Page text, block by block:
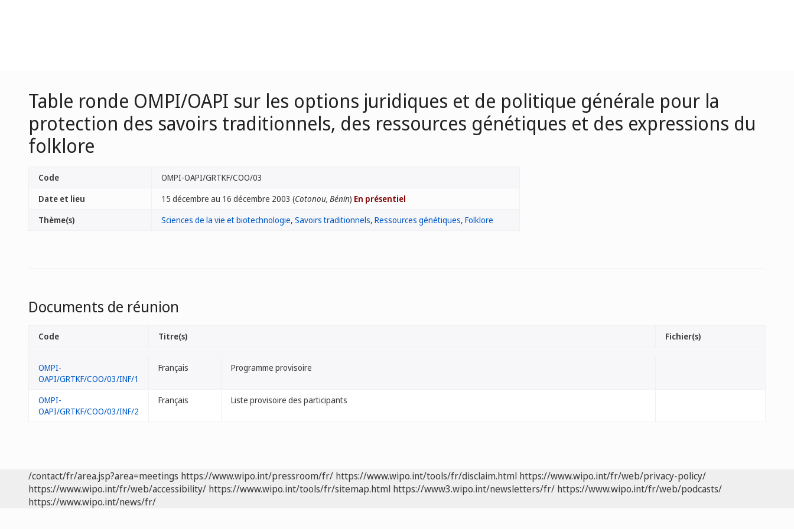
Table ronde OMPI/OAPI sur les options juridiques et de politique générale pour la
protection des savoirs traditionnels, des ressources génétiques et des expressions du
folklore
Code
OMPI-OAPI/GRTKF/COO/03
Date et lieu
15 décembre au 16 décembre 2003 (Cotonou, Bénin) En présentiel
Thème(s)
Sciences de la vie et biotechnologie, Savoirs traditionnels, Ressources génétiques, Folklore
Documents de réunion
Code Titre(s) Fichier(s)
OMPI-
OAPI/GRTKF/COO/03/INF/1
Français Programme provisoire
OMPI-
OAPI/GRTKF/COO/03/INF/2
Français Liste provisoire des participants
/contact/fr/area.jsp?area=meetings https://www.wipo.int/pressroom/fr/ https://www.wipo.int/tools/fr/disclaim.html https://www.wipo.int/fr/web/privacy-policy/
https://www.wipo.int/fr/web/accessibility/ https://www.wipo.int/tools/fr/sitemap.html https://www3.wipo.int/newsletters/fr/ https://www.wipo.int/fr/web/podcasts/
https://www.wipo.int/news/fr/